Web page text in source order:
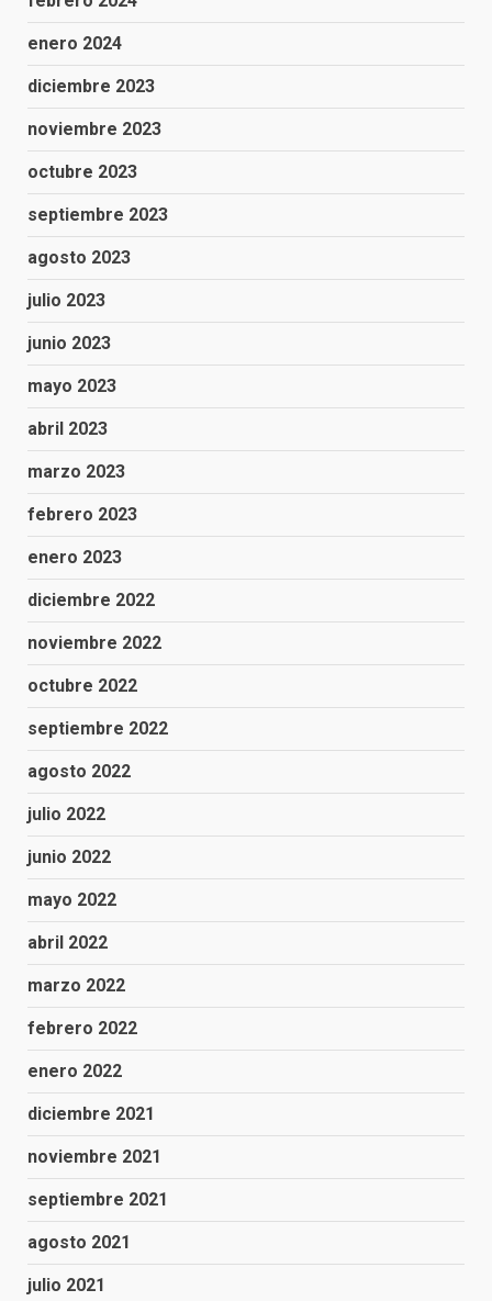
enero 2024
diciembre 2023
noviembre 2023
octubre 2023
septiembre 2023
agosto 2023
julio 2023
junio 2023
mayo 2023
abril 2023
marzo 2023
febrero 2023
enero 2023
diciembre 2022
noviembre 2022
octubre 2022
septiembre 2022
agosto 2022
julio 2022
junio 2022
mayo 2022
abril 2022
marzo 2022
febrero 2022
enero 2022
diciembre 2021
noviembre 2021
septiembre 2021
agosto 2021
julio 2021